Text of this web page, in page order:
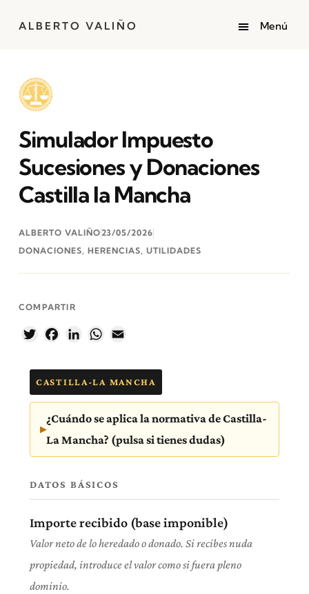
ALBERTO VALIÑO
Simulador Impuesto
Sucesiones y Donaciones
Castilla la Mancha
ALBERTO VALIÑO 23/05/2026
DONACIONES, HERENCIAS, UTILIDADES
COMPARTIR
TwitterFacebookLinkedInWhatsApp
CASTILLA-LA MANCHA
¿Cuándo se aplica la normativa de Castilla-
La Mancha? (pulsa si tienes dudas)
DATOS BÁSICOS
Importe recibido (base imponible)
Valor neto de lo heredado o donado. Si recibes nuda
propiedad, introduce el valor como si fuera pleno
dominio.